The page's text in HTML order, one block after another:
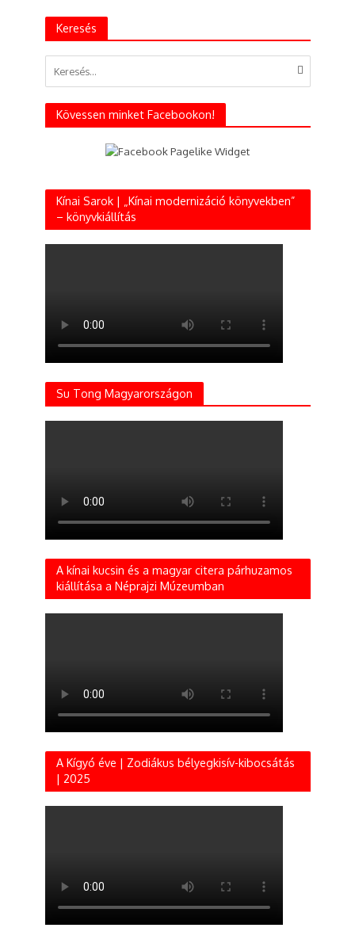
Keresés
Kövessen minket Facebookon!
Kínai Sarok | „Kínai modernizáció könyvekben”
– könyvkiállítás
Su Tong Magyarországon
A kínai kucsin és a magyar citera párhuzamos
kiállítása a Néprajzi Múzeumban
A Kígyó éve | Zodiákus bélyegkisív-kibocsátás
| 2025